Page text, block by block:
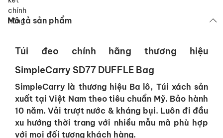
Mô tả sản phẩm
Túi đeo chính hãng thương hiệu
SimpleCarry SD77 DUFFLE Bag
SimpleCarry là thương hiệu Ba lô, Túi xách sản
xuất tại Việt Nam theo tiêu chuẩn Mỹ. Bảo hành
10 năm. Vải trượt nước & kháng bụi. Luôn đi đầu
xu hướng thời trang với nhiều mẫu mã phù hợp
với mọi đối tượng khách hàng.